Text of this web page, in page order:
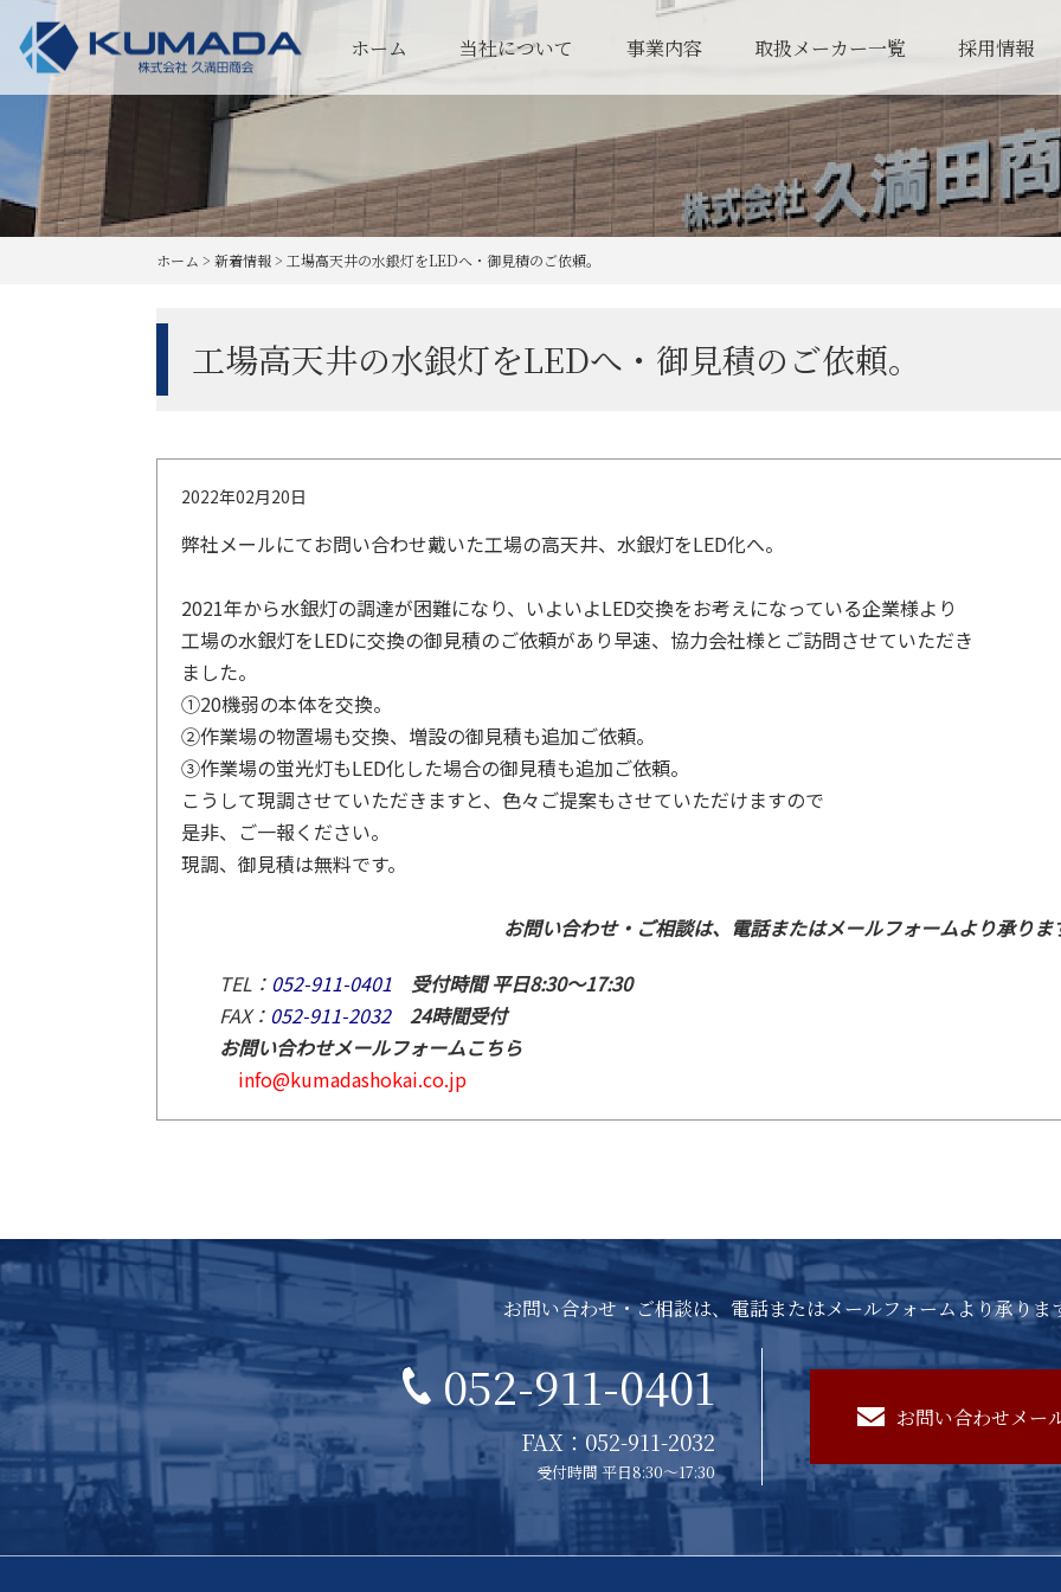
ホーム 当社について 事業内容 取扱メーカー一覧 採用情報
ホーム > 新着情報> 工場高天井の水銀灯をLEDへ・御見積のご依頼。
工場高天井の水銀灯をLEDへ・御見積のご依頼。
2022年02月20日
弊社メールにてお問い合わせ戴いた工場の高天井、水銀灯をLED化へ。
2021年から水銀灯の調達が困難になり、いよいよLED交換をお考えになっている企業様より
工場の水銀灯をLEDに交換の御見積のご依頼があり早速、協力会社様とご訪問させていただき
ました。
①20機弱の本体を交換。
②作業場の物置場も交換、増設の御見積も追加ご依頼。
③作業場の蛍光灯もLED化した場合の御見積も追加ご依頼。
こうして現調させていただきますと、色々ご提案もさせていただけますので
是非、ご一報ください。
現調、御見積は無料です。
お問い合わせ・ご相談は、電話またはメールフォームより承りま
TEL： 052-911-0401
受付時間 平日8:30～17:30
FAX： 052-911-2032
24時間受付
お問い合わせメールフォームこちら
info@kumadashokai.co.jp
お問い合わせ・ご相談は、電話またはメールフォームより承りま
052-911-0401
FAX：052-911-2032
受付時間 平日8:30～17:30
お問い合わせメー